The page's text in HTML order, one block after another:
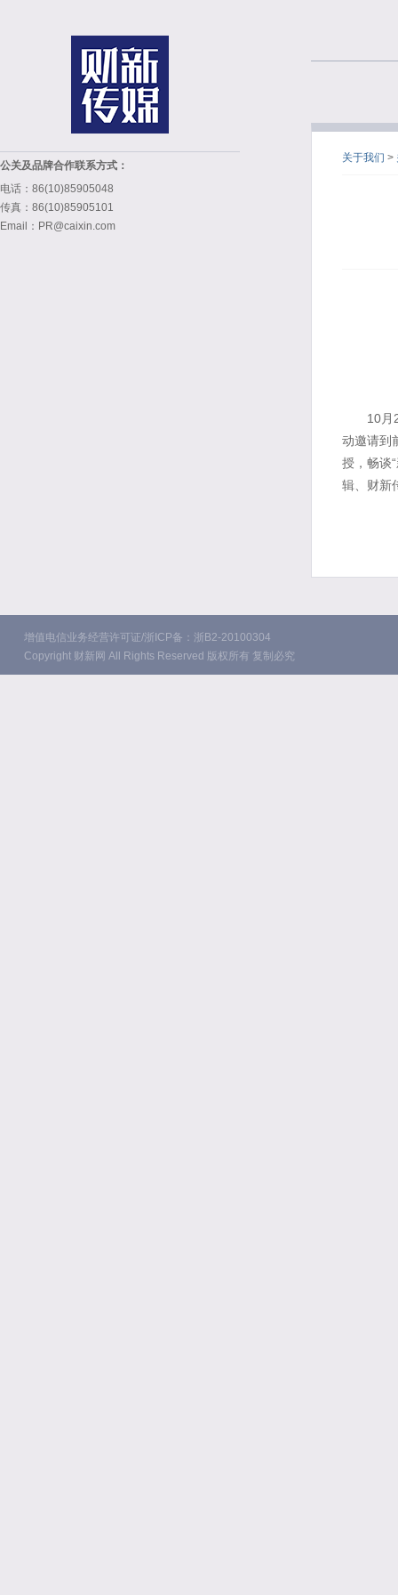
公关及品牌合作联系方式：
电话：86(10)85905048
传真：86(10)85905101
Email：PR@caixin.com
关于我们 >
10月28
动邀请到
授，畅谈
辑、财新
增值电信业务经营许可证/浙ICP备：浙B2-20100304
Copyright 财新网 All Rights Reserved 版权所有 复制必究